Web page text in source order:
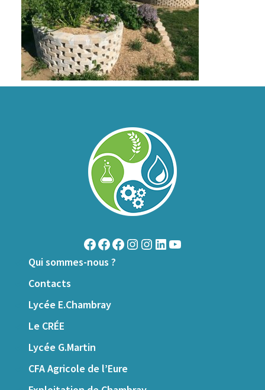
Qui sommes-nous ?
Contacts
Lycée E.Chambray
Le CRÉE
Lycée G.Martin
CFA Agricole de l’Eure